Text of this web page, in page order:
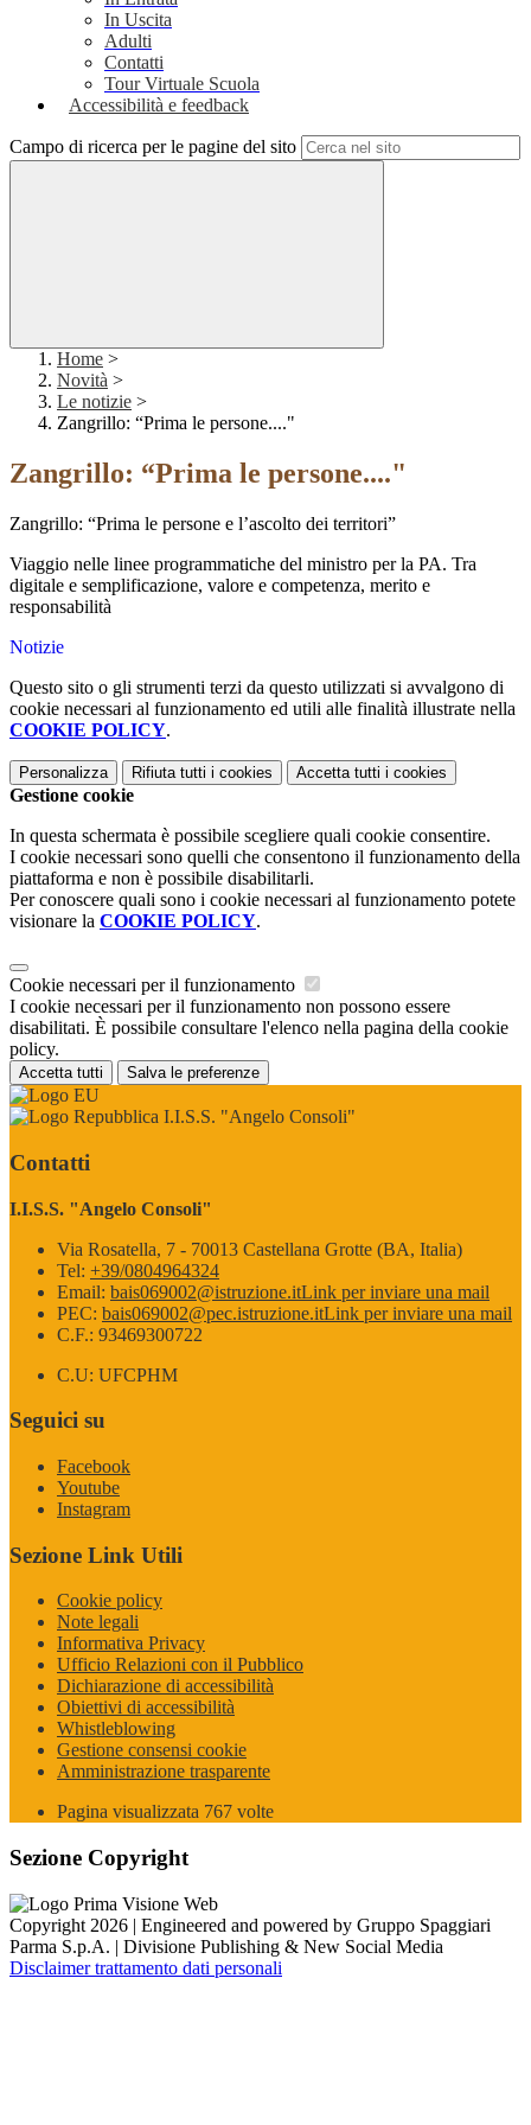
In Uscita
Adulti
Contatti
Tour Virtuale Scuola
Accessibilità e feedback
Campo di ricerca per le pagine del sito
Home >
Novità >
Le notizie >
Zangrillo: “Prima le persone...."
Zangrillo: “Prima le persone...."
Zangrillo: “Prima le persone e l’ascolto dei territori”
Viaggio nelle linee programmatiche del ministro per la PA. Tra
digitale e semplificazione, valore e competenza, merito e
responsabilità
Notizie
Questo sito o gli strumenti terzi da questo utilizzati si avvalgono di
cookie necessari al funzionamento ed utili alle finalità illustrate nella
COOKIE POLICY.
Personalizza Rifiuta tutti i cookies Accetta tutti i cookies
Gestione cookie
In questa schermata è possibile scegliere quali cookie consentire.
I cookie necessari sono quelli che consentono il funzionamento della
piattaforma e non è possibile disabilitarli.
Per conoscere quali sono i cookie necessari al funzionamento potete
visionare la COOKIE POLICY.
Cookie necessari per il funzionamento
I cookie necessari per il funzionamento non possono essere
disabilitati. È possibile consultare l'elenco nella pagina della cookie
policy.
Accetta tutti Salva le preferenze
I.I.S.S. "Angelo Consoli"
Contatti
I.I.S.S. "Angelo Consoli"
Via Rosatella, 7 - 70013 Castellana Grotte (BA, Italia)
Tel: +39/0804964324
Email: bais069002@istruzione.itLink per inviare una mail
PEC: bais069002@pec.istruzione.itLink per inviare una mail
C.F.: 93469300722
C.U: UFCPHM
Seguici su
Facebook
Youtube
Instagram
Sezione Link Utili
Cookie policy
Note legali
Informativa Privacy
Ufficio Relazioni con il Pubblico
Dichiarazione di accessibilità
Obiettivi di accessibilità
Whistleblowing
Gestione consensi cookie
Amministrazione trasparente
Pagina visualizzata 767 volte
Sezione Copyright
Copyright 2026 | Engineered and powered by Gruppo Spaggiari
Parma S.p.A. | Divisione Publishing & New Social Media
Disclaimer trattamento dati personali